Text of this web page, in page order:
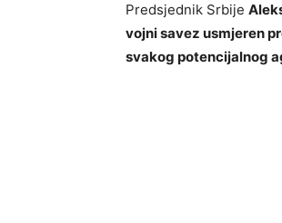
Predsjednik Srbije
vojni savez usmjeren
svakog potencijalnog